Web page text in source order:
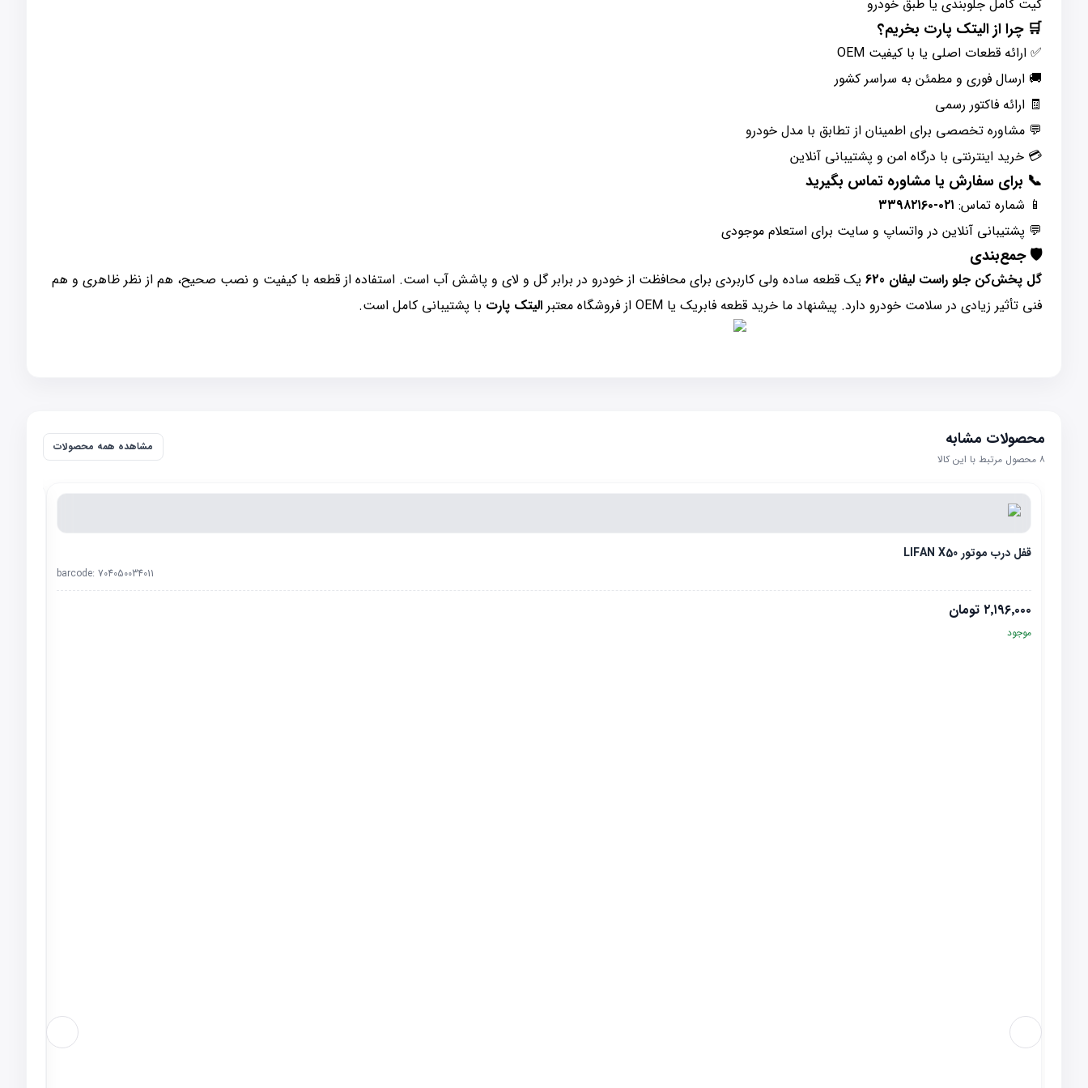
کیت کامل جلوبندی یا طبق خودرو
🛒 چرا از الیتک پارت بخریم؟
✅ ارائه قطعات اصلی یا با کیفیت OEM
🚚 ارسال فوری و مطمئن به سراسر کشور
🧾 ارائه فاکتور رسمی
💬 مشاوره تخصصی برای اطمینان از تطابق با مدل خودرو
💳 خرید اینترنتی با درگاه امن و پشتیبانی آنلاین
📞 برای سفارش یا مشاوره تماس بگیرید
📱 شماره تماس: ۰۲۱-۳۳۹۸۲۱۶۰
💬 پشتیبانی آنلاین در واتساپ و سایت برای استعلام موجودی
🛡️ جمع‌بندی
گل پخش‌کن جلو راست لیفان 620
یک قطعه ساده ولی کاربردی برای محافظت از خودرو در برابر گل و لای و پاشش آب است. استفاده از قطعه با کیفیت و نصب صحیح، هم از نظر ظاهری و هم
فنی تأثیر زیادی در سلامت خودرو دارد. پیشنهاد ما خرید قطعه فابریک یا OEM از فروشگاه معتبر
الیتک پارت با پشتیبانی کامل است.
محصولات مشابه
۸ محصول مرتبط با این کالا
مشاهده همه محصولات
قفل درب موتور LIFAN X50
barcode: 704050034011
۲٬۱۹۶٬۰۰۰ تومان
موجود